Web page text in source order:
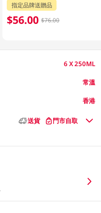
指定品牌送贈品
$56.00 $76.00
6 X 250ML
常溫
香港
送貨 門市自取